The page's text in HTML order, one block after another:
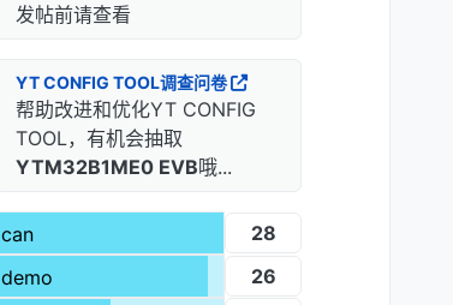
发帖前请查看
YT CONFIG TOOL调查问卷
帮助改进和优化YT CONFIG
TOOL，有机会抽取
YTM32B1ME0 EVB哦...
can
28
demo
26